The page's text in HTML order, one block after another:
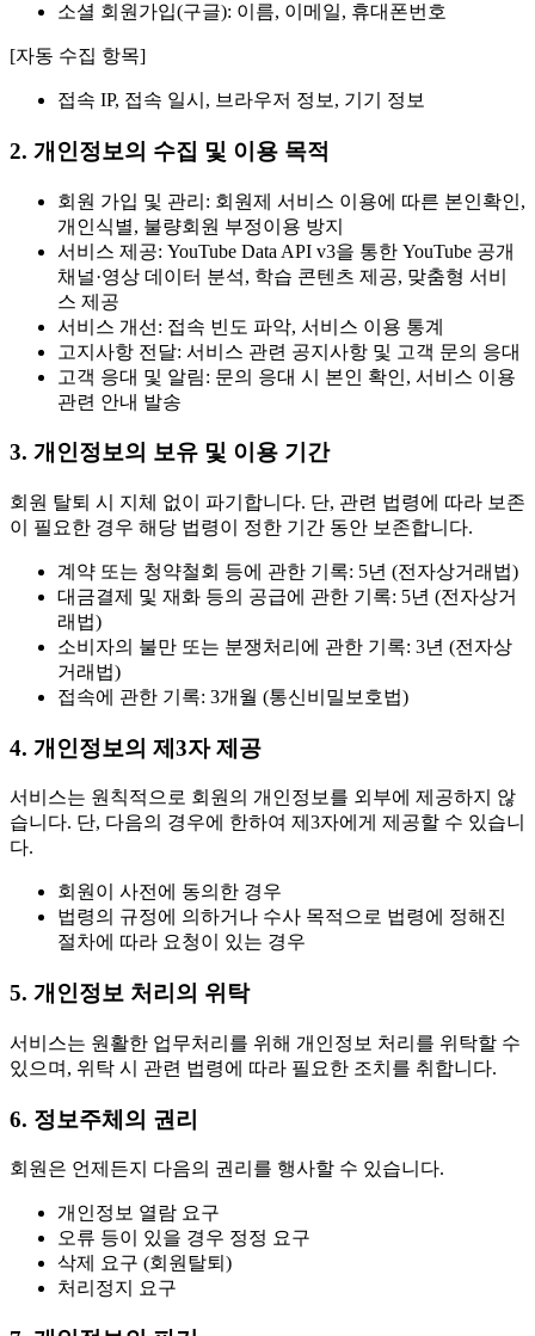
소셜 회원가입(구글): 이름, 이메일, 휴대폰번호
[자동 수집 항목]
접속 IP, 접속 일시, 브라우저 정보, 기기 정보
2. 개인정보의 수집 및 이용 목적
회원 가입 및 관리: 회원제 서비스 이용에 따른 본인확인,
개인식별, 불량회원 부정이용 방지
서비스 제공: YouTube Data API v3을 통한 YouTube 공개
채널·영상 데이터 분석, 학습 콘텐츠 제공, 맞춤형 서비
스 제공
서비스 개선: 접속 빈도 파악, 서비스 이용 통계
고지사항 전달: 서비스 관련 공지사항 및 고객 문의 응대
고객 응대 및 알림: 문의 응대 시 본인 확인, 서비스 이용
관련 안내 발송
3. 개인정보의 보유 및 이용 기간
회원 탈퇴 시 지체 없이 파기합니다. 단, 관련 법령에 따라 보존
이 필요한 경우 해당 법령이 정한 기간 동안 보존합니다.
계약 또는 청약철회 등에 관한 기록: 5년 (전자상거래법)
대금결제 및 재화 등의 공급에 관한 기록: 5년 (전자상거
래법)
소비자의 불만 또는 분쟁처리에 관한 기록: 3년 (전자상
거래법)
접속에 관한 기록: 3개월 (통신비밀보호법)
4. 개인정보의 제3자 제공
서비스는 원칙적으로 회원의 개인정보를 외부에 제공하지 않
습니다. 단, 다음의 경우에 한하여 제3자에게 제공할 수 있습니
다.
회원이 사전에 동의한 경우
법령의 규정에 의하거나 수사 목적으로 법령에 정해진
절차에 따라 요청이 있는 경우
5. 개인정보 처리의 위탁
서비스는 원활한 업무처리를 위해 개인정보 처리를 위탁할 수
있으며, 위탁 시 관련 법령에 따라 필요한 조치를 취합니다.
6. 정보주체의 권리
회원은 언제든지 다음의 권리를 행사할 수 있습니다.
개인정보 열람 요구
오류 등이 있을 경우 정정 요구
삭제 요구 (회원탈퇴)
처리정지 요구